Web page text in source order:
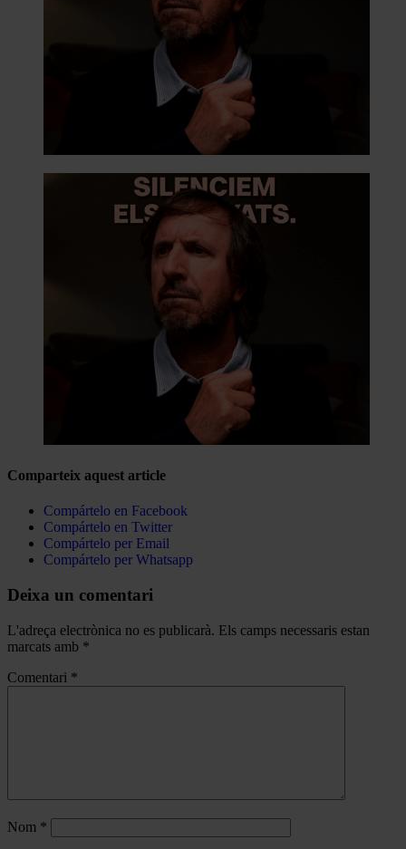
Comparteix aquest article
Compártelo en Facebook
Compártelo en Twitter
Compártelo per Email
Compártelo per Whatsapp
Deixa un comentari
L'adreça electrònica no es publicarà. Els camps necessaris estan
marcats amb *
Comentari *
Nom *